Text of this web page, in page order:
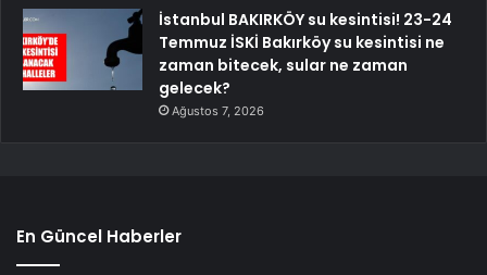
İstanbul BAKIRKÖY su kesintisi! 23-24
Temmuz İSKİ Bakırköy su kesintisi ne
zaman bitecek, sular ne zaman
gelecek?
Ağustos 7, 2026
En Güncel Haberler